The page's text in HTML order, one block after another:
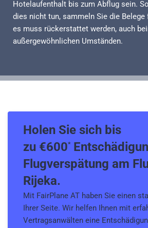
Hotelaufenthalt bis zum Abflug sein.
dies nicht tun, sammeln Sie die Belege
es muss rückerstattet werden, auch
außergewöhnlichen Umständen.
Holen Sie sich bis
zu €600*
Flugverspätung am
Rijeka.
Mit FairPlane AT haben Sie einen
Ihrer Seite. Wir helfen Ihnen mit
Vertragsanwälten eine